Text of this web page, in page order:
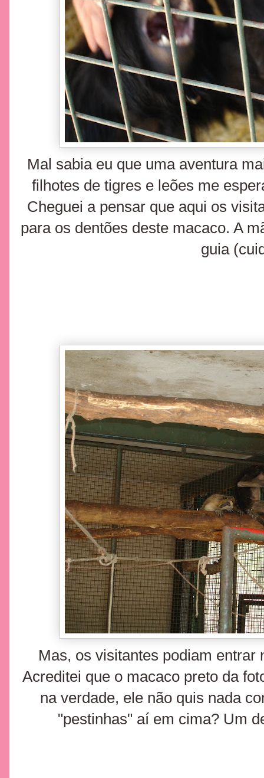
Mal sabia eu que uma aventura
filhotes de tigres e leões me
Cheguei a pensar que aqui os
para os dentões deste macaco. A
guia
Mas, os visitantes podiam
Acreditei que o macaco preto da
na verdade, ele não quis nada
"pestinhas" aí em cima? Um